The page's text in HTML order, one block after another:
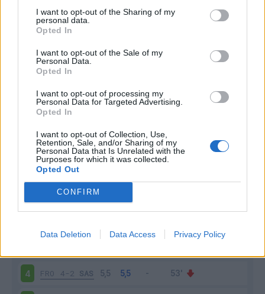
I want to opt-out of the Sharing of my
personal data.
Opted In
I want to opt-out of the Sale of my
Personal Data.
Opted In
I want to opt-out of processing my
Personal Data for Targeted Advertising.
Opted In
I want to opt-out of Collection, Use,
Retention, Sale, and/or Sharing of my
Personal Data that Is Unrelated with the
Purposes for which it was collected.
Opted Out
CONFIRM
Data Deletion Data Access Privacy Policy
Infortunato 0 - 0%
Scarica riepilogo
stagionale
Scarica
Giornata
0-2 ATA
4 FRO 4-2 SAS